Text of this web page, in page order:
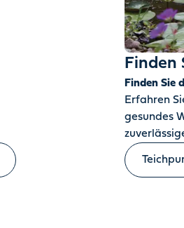
Finden
Finden Sie
Erfahren
gesundes